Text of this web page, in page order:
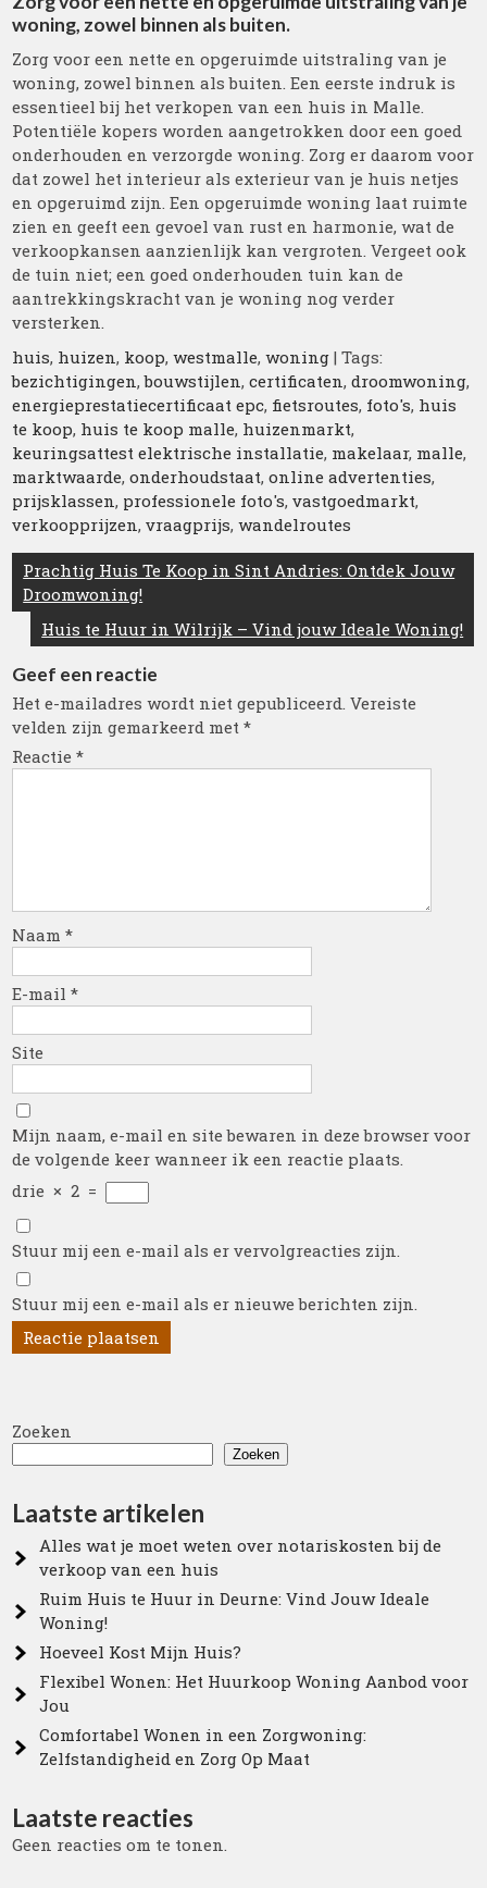
woning, zowel binnen als buiten.
Zorg voor een nette en opgeruimde uitstraling van je
woning, zowel binnen als buiten. Een eerste indruk is
essentieel bij het verkopen van een huis in Malle.
Potentiële kopers worden aangetrokken door een goed
onderhouden en verzorgde woning. Zorg er daarom voor
dat zowel het interieur als exterieur van je huis netjes
en opgeruimd zijn. Een opgeruimde woning laat ruimte
zien en geeft een gevoel van rust en harmonie, wat de
verkoopkansen aanzienlijk kan vergroten. Vergeet ook
de tuin niet; een goed onderhouden tuin kan de
aantrekkingskracht van je woning nog verder
versterken.
huis, huizen, koop,westmalle,woning | Tags:
bezichtigingen,bouwstijlen,certificaten,droomwoning,
energieprestatiecertificaat epc, fietsroutes, foto's, huis
te koop, huis te koop malle, huizenmarkt,
keuringsattest elektrische installatie, makelaar, malle,
marktwaarde,onderhoudstaat,online advertenties,
prijsklassen, professionele foto's,vastgoedmarkt,
verkoopprijzen,vraagprijs,wandelroutes
Berichtnavigatie
Prachtig Huis Te Koop in Sint Andries: Ontdek Jouw
Droomwoning!
Huis te Huur in Wilrijk – Vind jouw Ideale Woning!
Geef een reactie
Het e-mailadres wordt niet gepubliceerd. Vereiste
velden zijn gemarkeerd met*
Reactie*
Naam*
E-mail*
Site
Mijn naam, e-mail en site bewaren in deze browser voor
de volgende keer wanneer ik een reactie plaats.
drie × 2 =
Stuur mij een e-mail als er vervolgreacties zijn.
Stuur mij een e-mail als er nieuwe berichten zijn.
Zoeken
Zoeken
Laatste artikelen
Alles wat je moet weten over notariskosten bij de
verkoop van een huis
Ruim Huis te Huur in Deurne: Vind Jouw Ideale
Woning!
Hoeveel Kost Mijn Huis?
Flexibel Wonen: Het Huurkoop Woning Aanbod voor
Jou
Comfortabel Wonen in een Zorgwoning:
Zelfstandigheid en Zorg Op Maat
Laatste reacties
Geen reacties om te tonen.